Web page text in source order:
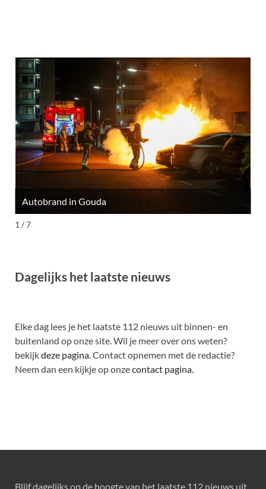
Autobrand in Gouda
1 / 7
Dagelijks het laatste nieuws
Elke dag lees je het laatste 112 nieuws uit binnen- en
buitenland op onze site. Wil je meer over ons weten?
bekijkdeze pagina. Contact opnemen met de redactie?
Neem dan een kijkje op onzecontact pagina.
Blijf dagelijks op de hoogte van het laatste 112 nieuws uit